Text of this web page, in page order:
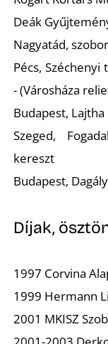
Deák
Nagyatád,
Pécs,
- (Városháza
Budapest,
Szeged,
kereszt
Budapest,
Díjak,
1997 Corvina
1999 Hermann
2001 MKISZ